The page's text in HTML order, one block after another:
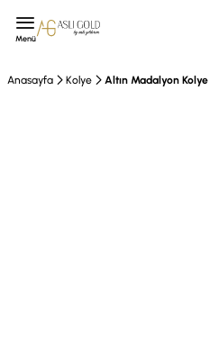
Menü
Anasayfa Kolye Altın Madalyon Kolye